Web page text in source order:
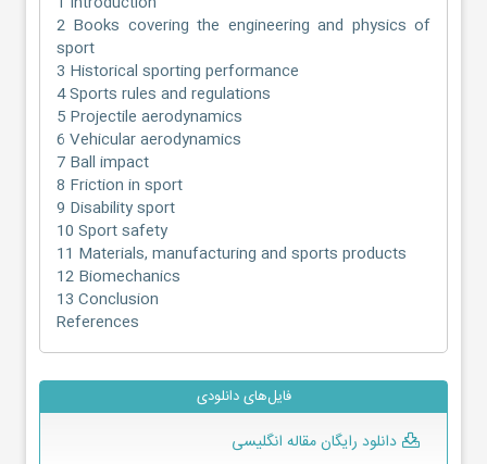
2 Books covering the engineering and physics of
sport
3 Historical sporting performance
4 Sports rules and regulations
5 Projectile aerodynamics
6 Vehicular aerodynamics
7 Ball impact
8 Friction in sport
9 Disability sport
10 Sport safety
11 Materials, manufacturing and sports products
12 Biomechanics
13 Conclusion
References
فایل‌های دانلودی
دانلود رایگان مقاله انگلیسی